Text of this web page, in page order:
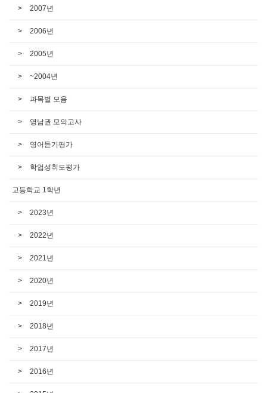
2007년
2006년
2005년
~2004년
과목별 모음
영남권 모의고사
영어듣기평가
학업성취도평가
고등학교 1학년
2023년
2022년
2021년
2020년
2019년
2018년
2017년
2016년